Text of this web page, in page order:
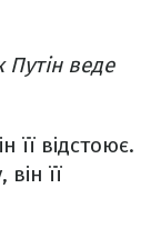
Путін веде
її відстоює.
її